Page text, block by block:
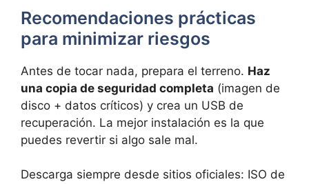
Recomendaciones prácticas
para minimizar riesgos
Antes de tocar nada, prepara el terreno. Haz
una copia de seguridad completa (imagen de
disco + datos críticos) y crea un USB de
recuperación. La mejor instalación es la que
puedes revertir si algo sale mal.
Descarga siempre desde sitios oficiales: ISO de